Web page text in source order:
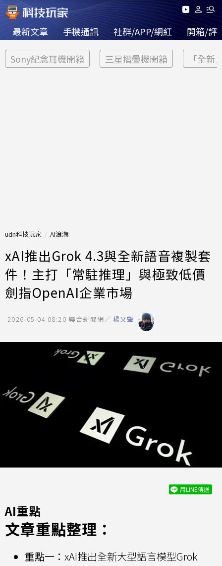
最新文章 手機通訊 社群/APP/網紅 開箱/評
Sony紀念耳機開箱 三星摺疊機開箱 「全新
udn科技玩家 AI浪潮
xAI推出Grok 4.3與全新語音複製套
件！主打「常駐推理」與極致低價
劍指OpenAI企業市場
2026-05-04 08:20 聯合新聞網／ 楊又肇
用LINE傳送
AI重點
文章重點整理：
重點一： xAI推出全新大型語言模型Grok